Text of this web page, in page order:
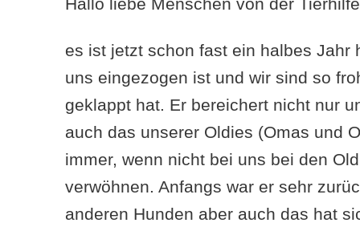
es ist jetzt schon fast ein halbes Jahr
uns eingezogen ist und wir sind so
geklappt hat. Er bereichert nicht nur
auch das unserer Oldies (Omas und
immer, wenn nicht bei uns bei den
verwöhnen. Anfangs war er sehr
anderen Hunden aber auch das hat